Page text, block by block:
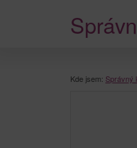
Kde jsem: Správný